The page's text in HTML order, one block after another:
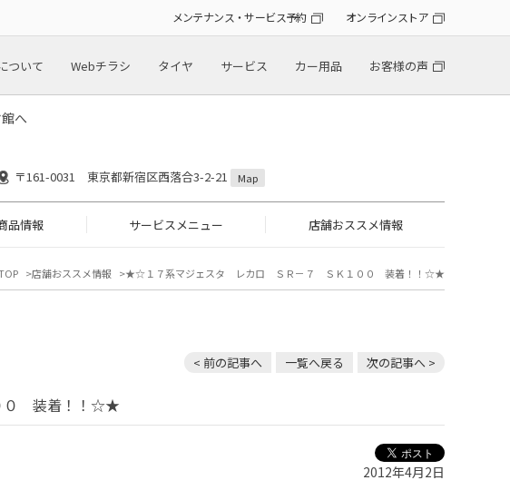
メンテナンス・サービス予約 オンラインストア
ついて Webチラシ タイヤ サービス カー用品 お客様の声
へ
〒161-0031 東京都新宿区西落合3-2-21 Map
品情報 サービスメニュー 店舗おススメ情報
店舗おススメ情報 ★☆１７系マジェスタ レカロ ＳＲ－７ ＳＫ１００ 装着！！☆★
< 前の記事へ 一覧へ戻る 次の記事へ >
０ 装着！！☆★
2012年4月2日